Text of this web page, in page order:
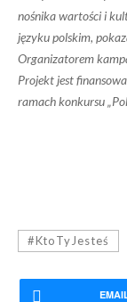
nośnika wartości i
języku polskim,
Organizatorem
Projekt jest
ramach konkursu
#KtoTyJesteś